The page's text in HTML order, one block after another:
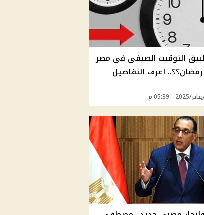
التوقيت الصيفي في مصر
اعرف التفاصيل